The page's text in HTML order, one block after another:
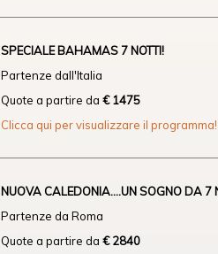
SPECIALE BAHAMAS 7 NOTTI!
Partenze dall'Italia
Quote a partire da € 1475
Clicca qui per visualizzare il programma!
NUOVA CALEDONIA....UN SOGNO DA 7
Partenze da Roma
Quote a partire da € 2840